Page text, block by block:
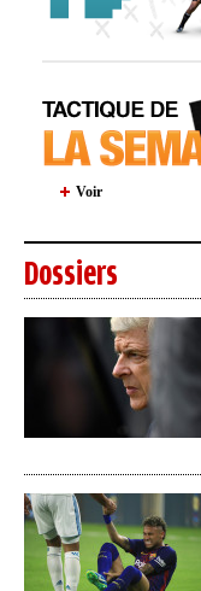
Voir
Dossiers